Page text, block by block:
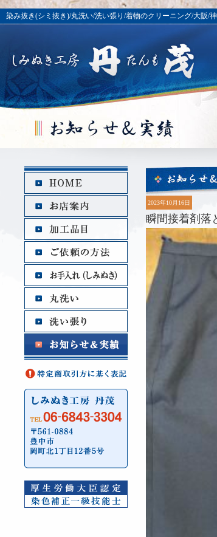
染み抜き(シミ抜き)/丸洗い/洗い張り/着物のクリーニング/大阪/
2023年10月16日
瞬間接着剤落